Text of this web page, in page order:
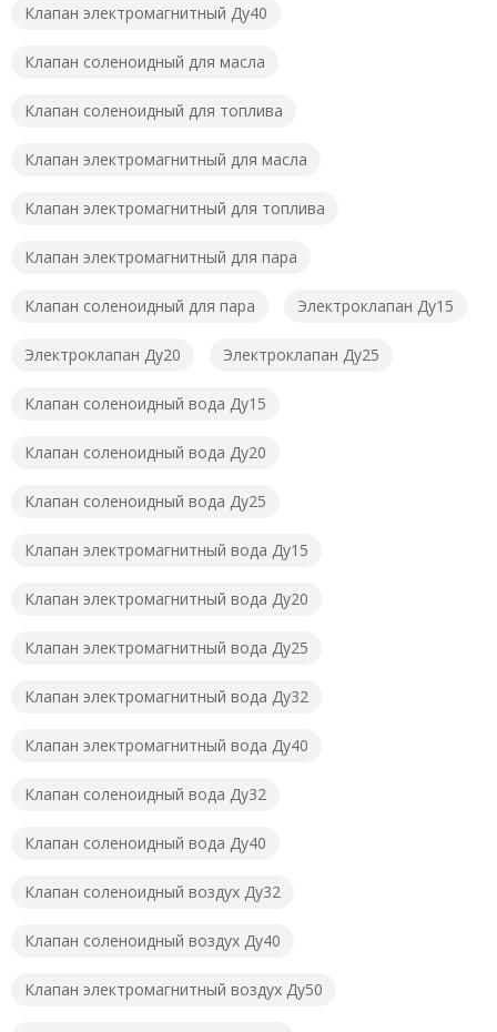
Клапан электромагнитный Ду40
Клапан соленоидный для масла
Клапан соленоидный для топлива
Клапан электромагнитный для масла
Клапан электромагнитный для топлива
Клапан электромагнитный для пара
Клапан соленоидный для пара Электроклапан Ду15
Электроклапан Ду20 Электроклапан Ду25
Клапан соленоидный вода Ду15
Клапан соленоидный вода Ду20
Клапан соленоидный вода Ду25
Клапан электромагнитный вода Ду15
Клапан электромагнитный вода Ду20
Клапан электромагнитный вода Ду25
Клапан электромагнитный вода Ду32
Клапан электромагнитный вода Ду40
Клапан соленоидный вода Ду32
Клапан соленоидный вода Ду40
Клапан соленоидный воздух Ду32
Клапан соленоидный воздух Ду40
Клапан электромагнитный воздух Ду50